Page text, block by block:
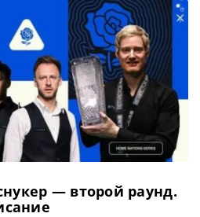
Открытый чемпионат
— второй раунд.